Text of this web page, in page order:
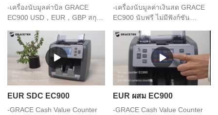
-เครื่องนับมูลค่าบิล GRACE
EC900 USD，EUR，GBP สกุล
-เครื่องนับมูลค่าเงินสด GRACE
EC900 นับฟรี ไม่มีฟังก์ชัน
EUR SDC EC900
-GRACE Cash Value Counter
EUR ผสม EC900
-GRACE Cash Value Counter